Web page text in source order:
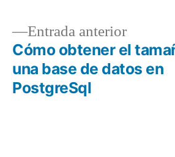
Entrada anteriorEntrada
Cómo obtener el
una base de datos en
PostgreSql